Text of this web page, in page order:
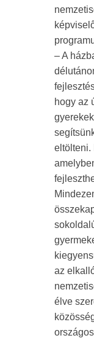
– A
hogy az
eltölteni.
az
élve